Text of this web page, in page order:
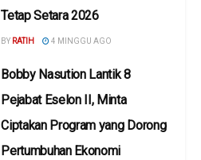
Tetap Setara 2026
BY RATIH 4 MINGGU AGO
Bobby Nasution Lantik 8
Pejabat Eselon II, Minta
Ciptakan Program yang Dorong
Pertumbuhan Ekonomi